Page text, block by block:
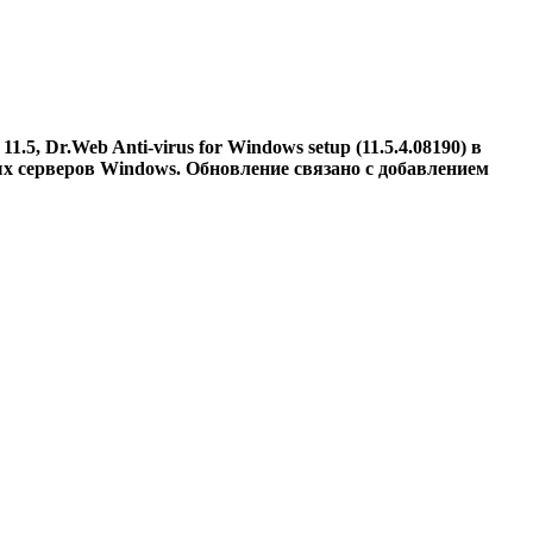
Dr.Web Anti-virus for Windows setup (11.5.4.08190) в
Windows. Обновление связано с добавлением